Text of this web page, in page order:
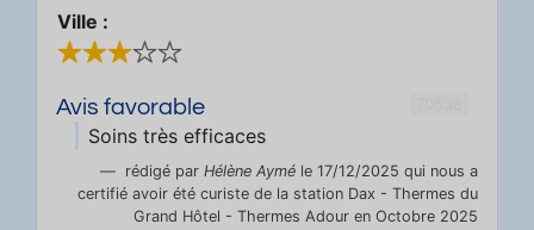
Ville :
Avis favorable
Soins très efficaces
rédigé par Hélène Aymé le 17/12/2025 qui nous a
certifié avoir été curiste de la station Dax - Thermes du
Grand Hôtel - Thermes Adour en Octobre 2025